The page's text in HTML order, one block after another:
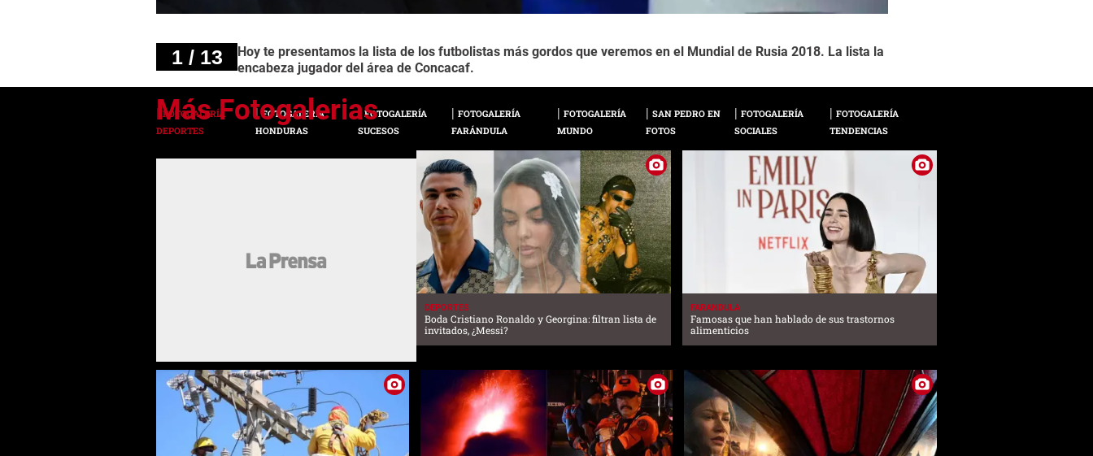
1 / 13
Hoy te presentamos la lista de los futbolistas más gordos que veremos en el Mundial de Rusia 2018. La lista la
encabeza jugador del área de Concacaf.
FOTOGALERÍA
DEPORTES
FOTOGALERÍA
HONDURAS
FOTOGALERÍA
SUCESOS
FOTOGALERÍA
FARÁNDULA
FOTOGALERÍA
MUNDO
SAN PEDRO EN
FOTOS
FOTOGALERÍA
SOCIALES
FOTOGALERÍA
TENDENCIAS
DEPORTES
Boda Cristiano Ronaldo y Georgina: filtran lista de
invitados, ¿Messi?
FARANDULA
Famosas que han hablado de sus trastornos
alimenticios